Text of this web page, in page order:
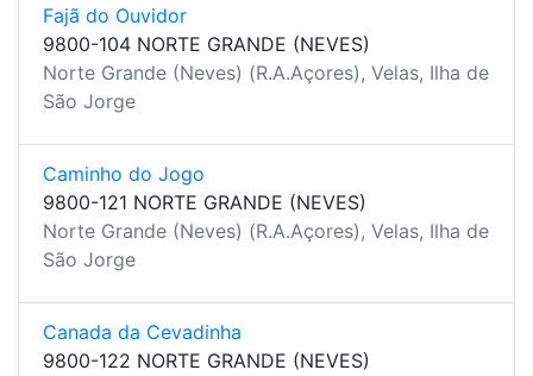
Fajã do Ouvidor
9800-104 NORTE GRANDE (NEVES)
Norte Grande (Neves) (R.A.Açores), Velas, Ilha de
São Jorge
Caminho do Jogo
9800-121 NORTE GRANDE (NEVES)
Norte Grande (Neves) (R.A.Açores), Velas, Ilha de
São Jorge
Canada da Cevadinha
9800-122 NORTE GRANDE (NEVES)